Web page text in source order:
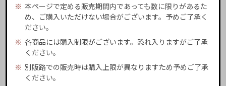
※ 本ページで定める販売期間内であっても数に限りがあるた
め、ご購入いただけない場合がございます。予めご了承く
ださい。
※ 各商品には購入制限がございます。恐れ入りますがご了承
ください。
※ 別販路での販売時は購入上限が異なりますため予めご了承
ください。